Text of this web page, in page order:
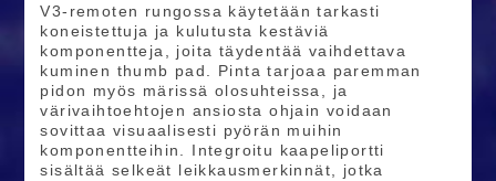
V3-remoten rungossa käytetään tarkasti
koneistettuja ja kulutusta kestäviä
komponentteja, joita täydentää vaihdettava
kuminen thumb pad. Pinta tarjoaa paremman
pidon myös märissä olosuhteissa, ja
värivaihtoehtojen ansiosta ohjain voidaan
sovittaa visuaalisesti pyörän muihin
komponentteihin. Integroitu kaapeliportti
sisältää selkeät leikkausmerkinnät, jotka